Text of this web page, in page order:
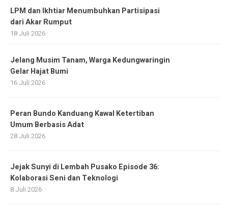
LPM dan Ikhtiar Menumbuhkan Partisipasi
dari Akar Rumput
18 Juli 2026
Jelang Musim Tanam, Warga Kedungwaringin
Gelar Hajat Bumi
16 Juli 2026
Peran Bundo Kanduang Kawal Ketertiban
Umum Berbasis Adat
28 Juli 2026
Jejak Sunyi di Lembah Pusako Episode 36:
Kolaborasi Seni dan Teknologi
8 Juli 2026